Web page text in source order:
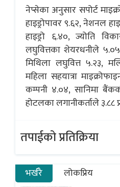
नेप्सेका अनुसार सपोर्ट
हाइड्रोपावर ९.६२, नेशनल
हाइड्रो ६.४०, ज्योति
लघुवित्तका शेयरधनीले
मिथिला लघुवित्त ५.२३,
महिला सहयात्रा
कम्पनी ४.०४, सानिमा
होटलका लगानीकर्ताले ३.८८
तपाईको प्रतिक्रिया
भर्खरै
लोकप्रिय